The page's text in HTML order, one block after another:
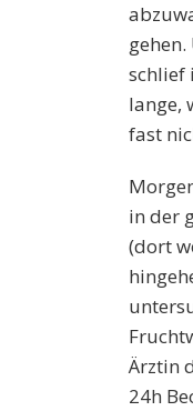
schlief
lange,
fast
in der
(dort
Ärztin
24h